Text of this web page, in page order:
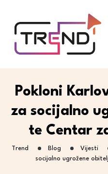
Pokloni
za socijalno
te Centar
Trend Blog Vijesti
socijalno ugrožene